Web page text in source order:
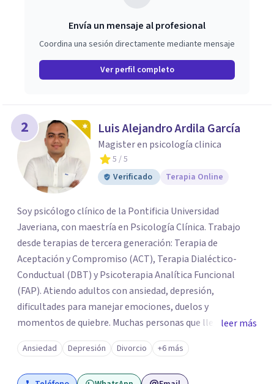
Envía un mensaje al profesional
Coordina una sesión directamente mediante mensaje
Ver perfil completo
2 Luis Alejandro Ardila García
Magister en psicología clinica
5 / 5
Verificado
Terapia Online
Soy psicólogo clínico de la Pontificia Universidad
Javeriana, con maestría en Psicología Clínica. Trabajo
desde terapias de tercera generación: Terapia de
Aceptación y Compromiso (ACT), Terapia Dialéctico-
Conductual (DBT) y Psicoterapia Analítica Funcional
(FAP). Atiendo adultos con ansiedad, depresión,
dificultades para manejar emociones, duelos y
momentos de quiebre. Muchas personas que llegan a
consulta no solo cargan con un síntoma: sienten que sus
propias reacciones emocionales les complican más la
vida. Desde ahí trabajamos. No busco eliminar el
leer más
Ansiedad Depresión Divorcio +6 más